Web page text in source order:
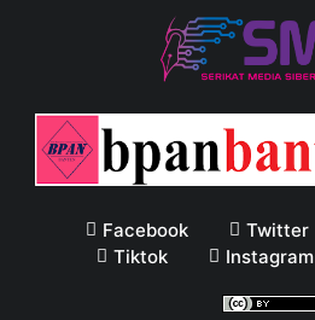
Facebook Twitter
Tiktok
Instagram